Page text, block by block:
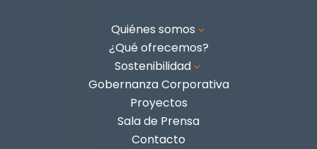
Quiénes somos 3
¿Qué ofrecemos?
Sostenibilidad 3
Gobernanza Corporativa
Proyectos
Sala de Prensa
Contacto